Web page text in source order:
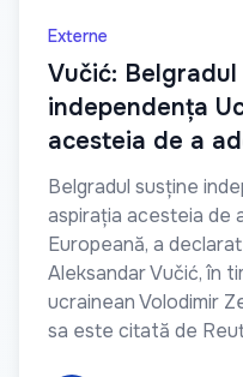
Externe
Vučić: Belgradul
independența
acesteia de a
Belgradul susține
aspirația acesteia de
Europeană, a
Aleksandar Vučić, în
ucrainean Volodimir
sa este citată de